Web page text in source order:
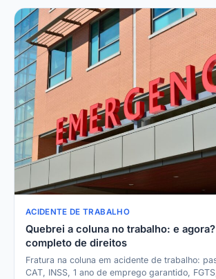
ACIDENTE DE TRABALHO
Quebrei a coluna no trabalho: e
completo de direitos
Fratura na coluna em acidente de trabalho:
CAT, INSS, 1 ano de emprego garantido,